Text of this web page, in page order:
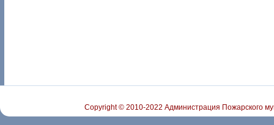
Copyright © 2010-2022 Администрация Пожарского